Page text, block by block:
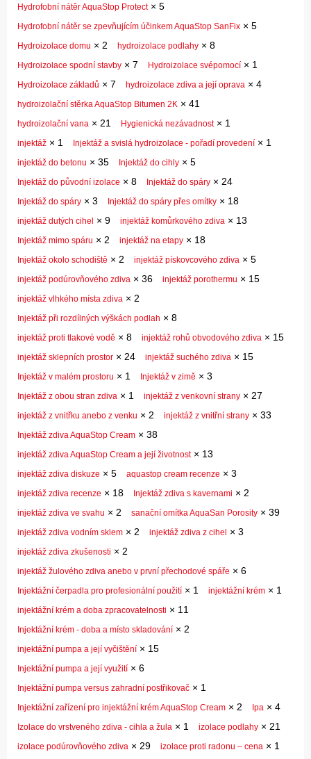
Hydrofobní nátěr AquaStop Protect× 5
Hydrofobní nátěr se zpevňujícím účinkem AquaStop SanFix × 5
Hydroizolace domu × 2 hydroizolace podlahy × 8
Hydroizolace spodní stavby × 7 Hydroizolace svépomocí × 1
Hydroizolace základů × 7 hydroizolace zdiva a její oprava × 4
hydroizolační stěrka AquaStop Bitumen 2K × 41
hydroizolační vana × 21 Hygienická nezávadnost× 1
injektáž × 1 Injektáž a svislá hydroizolace - pořadí provedení × 1
injektáž do betonu × 35 Injektáž do cihly × 5
Injektáž do původní izolace × 8 Injektáž do spáry × 24
Injektáž do spáry × 3 Injektáž do spáry přes omítky × 18
injektáž dutých cihel × 9 injektáž komůrkového zdiva × 13
Injektáž mimo spáru × 2 injektáž na etapy × 18
Injektáž okolo schodiště × 2 injektáž pískovcového zdiva × 5
injektáž podúrovňového zdiva × 36 injektáž porothermu × 15
injektáž vlhkého místa zdiva × 2
Injektáž při rozdílných výškách podlah × 8
injektáž proti tlakové vodě × 8 injektáž rohů obvodového zdiva × 15
injektáž sklepních prostor × 24 injektáž suchého zdiva × 15
Injektáž v malém prostoru × 1 Injektáž v zimě × 3
Injektáž z obou stran zdiva × 1 injektáž z venkovní strany × 27
injektáž z vnitřku anebo z venku × 2 injektáž z vnitřní strany × 33
Injektáž zdiva AquaStop Cream × 38
injektáž zdiva AquaStop Cream a její životnost× 13
injektáž zdiva diskuze × 5 aquastop cream recenze × 3
injektáž zdiva recenze × 18 Injektáž zdiva s kavernami × 2
injektáž zdiva ve svahu × 2 sanační omítka AquaSan Porosity × 39
injektáž zdiva vodním sklem × 2 injektáž zdiva z cihel × 3
injektáž zdiva zkušenosti × 2
injektáž žulového zdiva anebo v první přechodové spáře × 6
Injektážní čerpadla pro profesionální použití × 1 injektážní krém × 1
injektážní krém a doba zpracovatelnosti × 11
Injektážní krém - doba a místo skladování × 2
injektážní pumpa a její vyčištění × 15
Injektážní pumpa a její využití × 6
Injektážní pumpa versus zahradní postřikovač × 1
Injektážní zařízení pro injektážní krém AquaStop Cream × 2 Ipa × 4
Izolace do vrstveného zdiva - cihla a žula × 1 izolace podlahy × 21
izolace podúrovňového zdiva × 29 izolace proti radonu – cena × 1